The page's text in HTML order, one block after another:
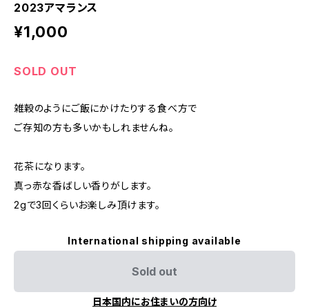
2023アマランス
¥1,000
SOLD OUT
雑穀のようにご飯にかけたりする食べ方で
ご存知の方も多いかもしれませんね。
花茶になります。
真っ赤な香ばしい香りがします。
2gで3回くらいお楽しみ頂けます。
International shipping available
Sold out
日本国内にお住まいの方向け